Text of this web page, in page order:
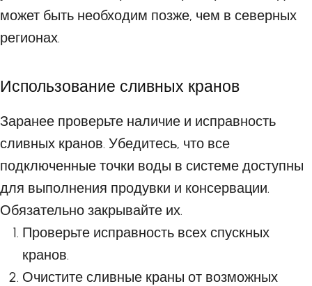
может быть необходим позже, чем в северных
регионах.
Использование сливных кранов
Заранее проверьте наличие и исправность
сливных кранов. Убедитесь, что все
подключенные точки воды в системе доступны
для выполнения продувки и консервации.
Обязательно закрывайте их.
Проверьте исправность всех спускных
кранов.
Очистите сливные краны от возможных